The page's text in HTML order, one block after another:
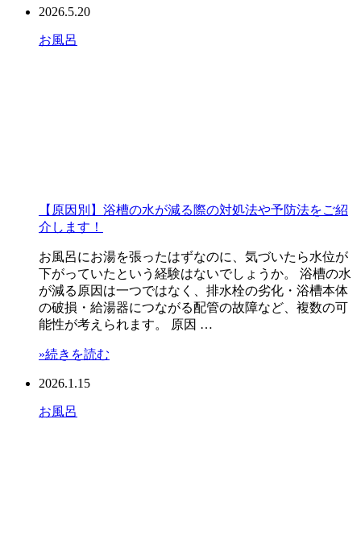
2026.5.20
お風呂
【原因別】浴槽の水が減る際の対処法や予防法をご紹
介します！
お風呂にお湯を張ったはずなのに、気づいたら水位が
下がっていたという経験はないでしょうか。 浴槽の水
が減る原因は一つではなく、排水栓の劣化・浴槽本体
の破損・給湯器につながる配管の故障など、複数の可
能性が考えられます。 原因 …
»続きを読む
2026.1.15
お風呂